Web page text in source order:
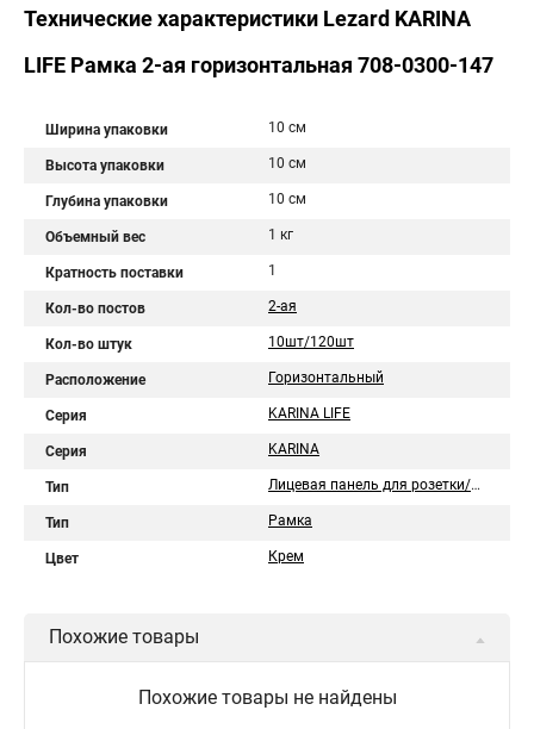
Технические характеристики Lezard KARINA
LIFE Рамка 2-ая горизонтальная 708-0300-147
Ширина упаковки 10 см
Высота упаковки 10 см
Глубина упаковки 10 см
Объемный вес 1 кг
Кратность поставки 1
Кол-во постов 2-ая
Кол-во штук 10шт/120шт
Расположение Горизонтальный
Серия KARINA LIFE
Серия KARINA
Тип Лицевая панель для розетки/выключателя
Тип Рамка
Цвет Крем
Похожие товары
Похожие товары не найдены